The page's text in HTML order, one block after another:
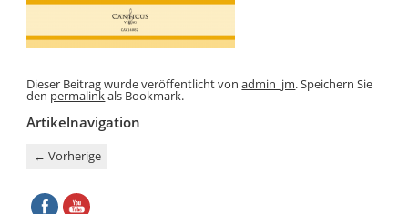
Dieser Beitrag wurde veröffentlicht vonadmin_jm. Speichern Sie
den permalinkals Bookmark.
Artikelnavigation
← Vorherige